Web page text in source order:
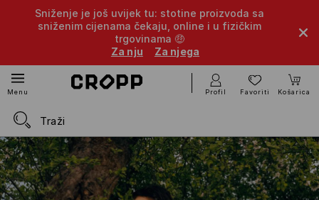
Sniženje je još uvijek tu: stotine proizvoda sa
sniženim cijenama čekaju, online i u fizičkim
trgovinama 🤑
Za nju
Za njega
Menu Profil Favoriti Košarica